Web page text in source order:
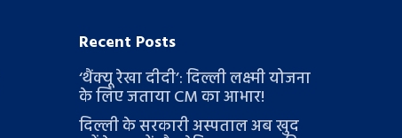
Recent Posts
‘थैंक्यू रेखा दीदी’: दिल्ली लक्ष्मी योजना
के लिए जताया CM का आभार!
दिल्ली के सरकारी अस्पताल अब खुद